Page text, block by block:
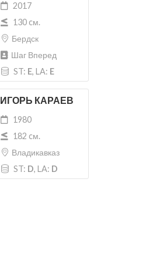
2017
130 cм.
Бердск
Шаг Вперед
ST: E, LA: E
ИГОРЬ КАРАЕВ
1980
182 cм.
Владикавказ
ST: D, LA: D